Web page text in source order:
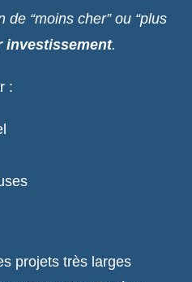
de “moins cher” ou “plus
investissement.
:
projets très larges